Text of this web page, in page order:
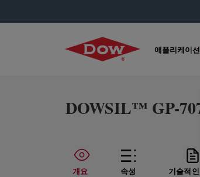
애플리케이션
DOWSIL™ GP-
개요 속성 기술적인